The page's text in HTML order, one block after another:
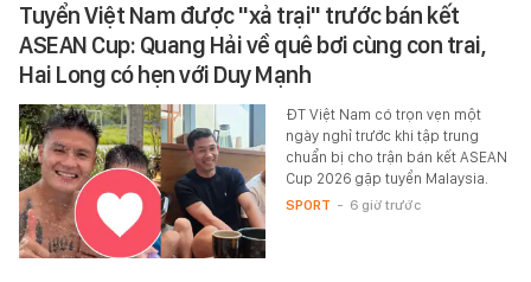
Tuyển Việt Nam được "xả trại" trước bán kết
ASEAN Cup: Quang Hải về quê bơi cùng con trai,
Hai Long có hẹn với Duy Mạnh
ĐT Việt Nam có trọn vẹn một
ngày nghỉ trước khi tập trung
chuẩn bị cho trận bán kết ASEAN
Cup 2026 gặp tuyển Malaysia.
SPORT - 6 giờ trước